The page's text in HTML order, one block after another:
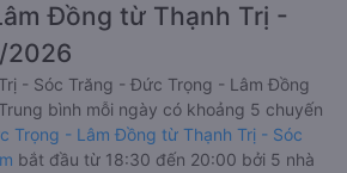
Đồng từ Thạnh Trị -
2026
- Sóc Trăng - Đức Trọng - Lâm Đồng
bình mỗi ngày có khoảng 5 chuyến
Trọng - Lâm Đồng từ Thạnh Trị - Sóc
bắt đầu từ 18:30 đến 20:00 bởi 5 nhà